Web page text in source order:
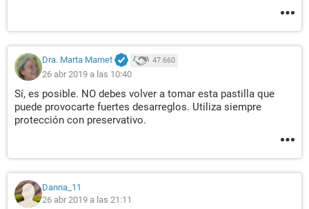
Dra. Marta Marnet 47.660
26 abr 2019 a las 10:40
Sí, es posible. NO debes volver a tomar esta pastilla que
puede provocarte fuertes desarreglos. Utiliza siempre
protección con preservativo.
Danna_11
26 abr 2019 a las 21:11